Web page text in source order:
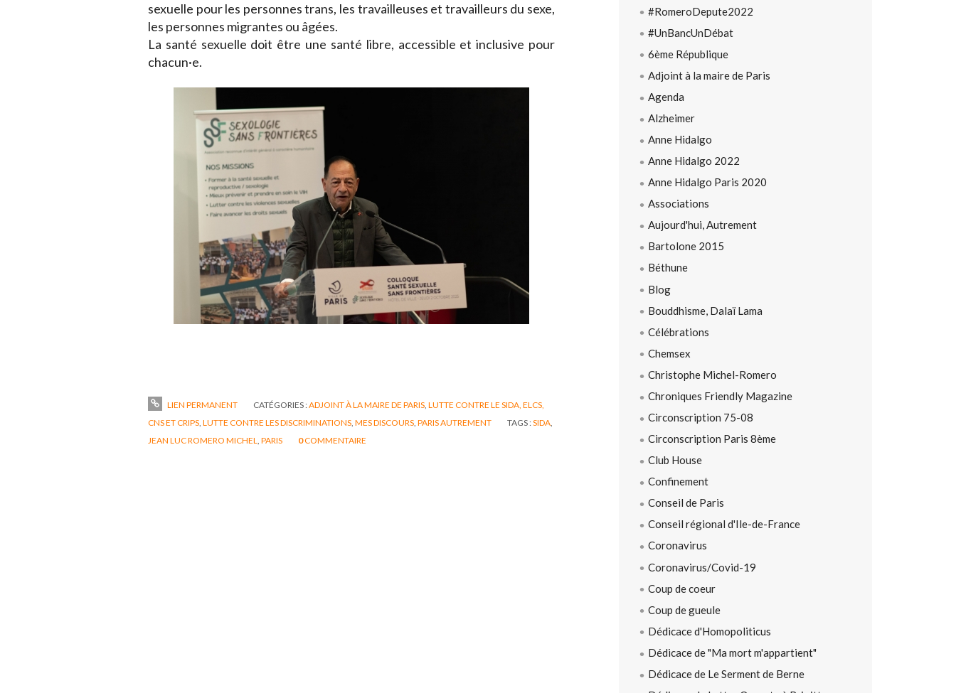
sexuelle pour les personnes trans, les travailleuses et travailleurs du sexe,
les personnes migrantes ou âgées.
La santé sexuelle doit être une santé libre, accessible et inclusive pour
chacun·e.
LIEN PERMANENT CATÉGORIES :ADJOINT À LA MAIRE DE PARIS LUTTE CONTRE LE SIDA, ELCS,
CNS ET CRIPS LUTTE CONTRE LES DISCRIMINATIONS MES DISCOURS PARIS AUTREMENT TAGS :SIDA
JEAN LUC ROMERO MICHEL PARIS 0COMMENTAIRE
#RomeroDepute2022
#UnBancUnDébat
6ème République
Adjoint à la maire de Paris
Agenda
Alzheimer
Anne Hidalgo
Anne Hidalgo 2022
Anne Hidalgo Paris 2020
Associations
Aujourd'hui, Autrement
Bartolone 2015
Béthune
Blog
Bouddhisme, Dalaï Lama
Célébrations
Chemsex
Christophe Michel-Romero
Chroniques Friendly Magazine
Circonscription 75-08
Circonscription Paris 8ème
Club House
Confinement
Conseil de Paris
Conseil régional d'Ile-de-France
Coronavirus
Coronavirus/Covid-19
Coup de coeur
Coup de gueule
Dédicace d'Homopoliticus
Dédicace de "Ma mort m'appartient"
Dédicace de Le Serment de Berne